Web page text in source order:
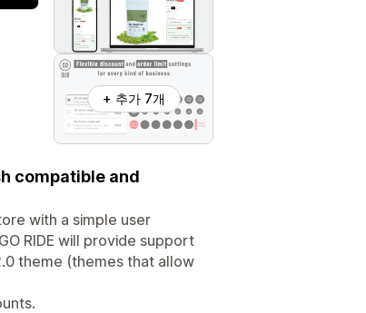
+ 추가 7개
compatible and
with a simple user
RIDE will provide support
theme (themes that allow